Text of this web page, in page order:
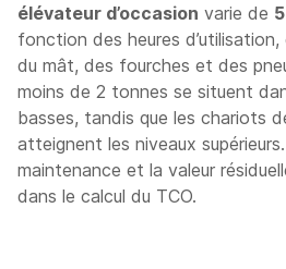
élévateur d’occasion varie de
fonction des heures
du mât, des fourches et des
moins de 2 tonnes se situent
basses, tandis que les chariots
atteignent les niveaux
maintenance et la valeur
dans le calcul du TCO.